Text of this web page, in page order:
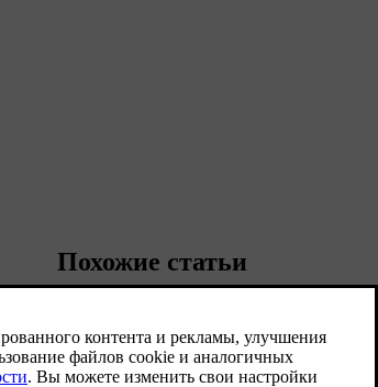
Похожие статьи
Правильное положение
пассажиров на сиденьях